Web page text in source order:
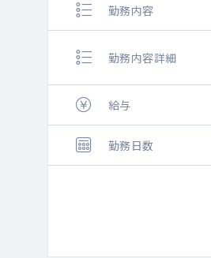
勤務内容
勤務内容詳細
給与
勤務日数